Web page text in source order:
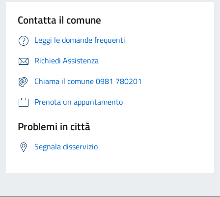
Contatta il comune
Leggi le domande frequenti
Richiedi Assistenza
Chiama il comune 0981 780201
Prenota un appuntamento
Problemi in città
Segnala disservizio